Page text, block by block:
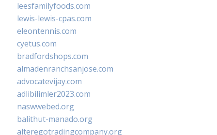
leesfamilyfoods.com
lewis-lewis-cpas.com
eleontennis.com
cyetus.com
bradfordshops.com
almadenranchsanjose.com
advocatevijay.com
adlibilimler2023.com
naswwebed.org
balithut-manado.org
alteregotradingcompany.org